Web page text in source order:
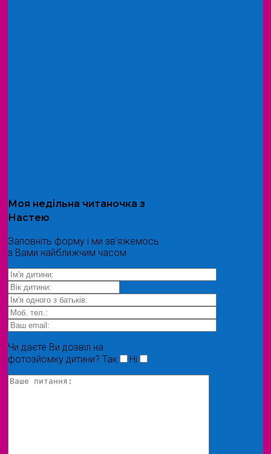
Моя недільна читаночка з
Настею
Заповніть форму і ми зв'яжемось
з Вами найближчим часом
Чи даєте Ви дозвіл на
фотозйомку дитини? Так Ні